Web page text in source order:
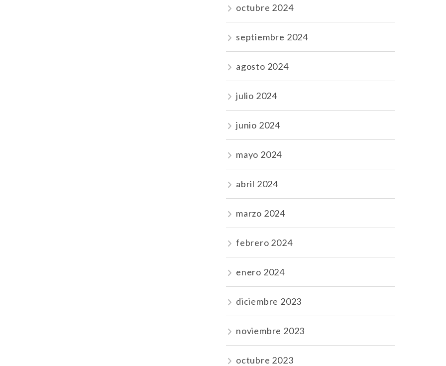
octubre 2024
septiembre 2024
agosto 2024
julio 2024
junio 2024
mayo 2024
abril 2024
marzo 2024
febrero 2024
enero 2024
diciembre 2023
noviembre 2023
octubre 2023